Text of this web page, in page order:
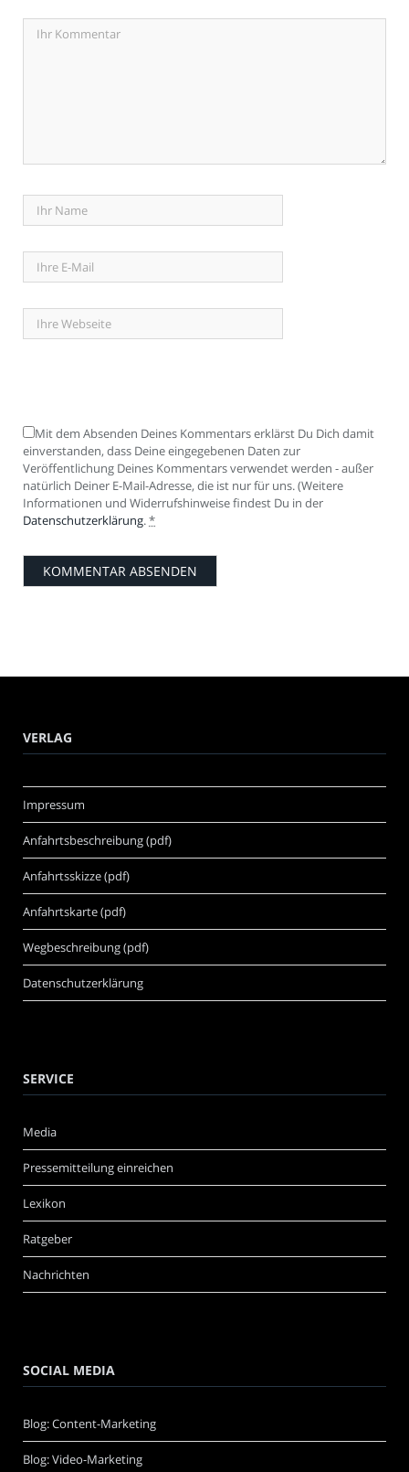
Mit dem Absenden Deines Kommentars erklärst Du Dich damit
einverstanden, dass Deine eingegebenen Daten zur
Veröffentlichung Deines Kommentars verwendet werden - außer
natürlich Deiner E-Mail-Adresse, die ist nur für uns. (Weitere
Informationen und Widerrufshinweise findest Du in der
Datenschutzerklärung. *
VERLAG
Impressum
Anfahrtsbeschreibung (pdf)
Anfahrtsskizze (pdf)
Anfahrtskarte (pdf)
Wegbeschreibung (pdf)
Datenschutzerklärung
SERVICE
Media
Pressemitteilung einreichen
Lexikon
Ratgeber
Nachrichten
SOCIAL MEDIA
Blog: Content-Marketing
Blog: Video-Marketing